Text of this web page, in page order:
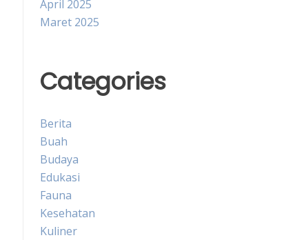
April 2025
Maret 2025
Categories
Berita
Buah
Budaya
Edukasi
Fauna
Kesehatan
Kuliner